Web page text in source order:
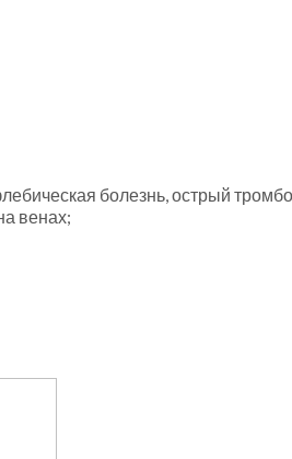
болезнь, острый
венах;